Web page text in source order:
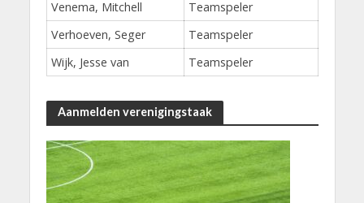
Venema, Mitchell
Teamspeler
Verhoeven, Seger
Teamspeler
Wijk, Jesse van
Teamspeler
Aanmelden verenigingstaak